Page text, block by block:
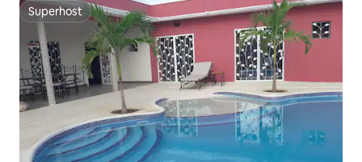
Superhost
Superhost